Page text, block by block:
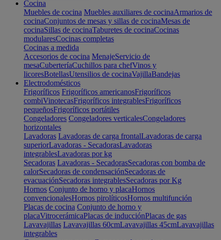
Cocina
Muebles de cocina Muebles auxiliares de cocinaArmarios de
cocinaConjuntos de mesas y sillas de cocinaMesas de
cocinaSillas de cocinaTaburetes de cocinaCocinas
modularesCocinas completas
Cocinas a medida
Accesorios de cocina MenajeServicio de
mesaCuberteríaCuchillos para chefVinos y
licoresBotellasUtensilios de cocinaVajillaBandejas
Electrodomésticos
Frigoríficos Frigoríficos americanosFrigoríficos
combiVinotecasFrigoríficos integrablesFrigoríficos
pequeñosFrigoríficos portátiles
Congeladores Congeladores verticalesCongeladores
horizontales
Lavadoras Lavadoras de carga frontalLavadoras de carga
superiorLavadoras - SecadorasLavadoras
integrablesLavadoras por kg
Secadoras Lavadoras - SecadorasSecadoras con bomba de
calorSecadoras de condensaciónSecadoras de
evacuaciónSecadoras integrablesSecadoras por Kg
Hornos Conjunto de horno y placaHornos
convencionalesHornos pirolíticosHornos multifunción
Placas de cocina Conjunto de horno y
placaVitrocerámicaPlacas de inducciónPlacas de gas
Lavavajillas Lavavajillas 60cmLavavajillas 45cmLavavajillas
integrables